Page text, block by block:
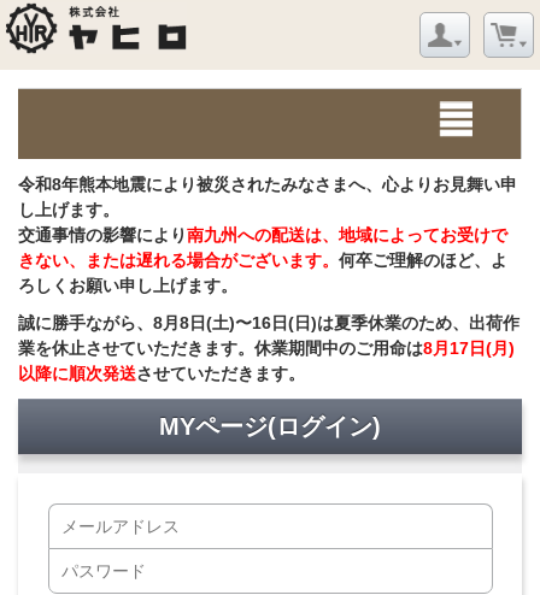
令和8年熊本地震により被災されたみなさまへ、心よりお見舞い申
し上げます。
交通事情の影響により南九州への配送は、地域によってお受けで
きない、または遅れる場合がございます。 何卒ご理解のほど、よ
ろしくお願い申し上げます。
誠に勝手ながら、8月8日(土)〜16日(日)は夏季休業のため、出荷作
業を休止させていただきます。休業期間中のご用命は8月17日(月)
以降に順次発送させていただきます。
MYページ(ログイン)